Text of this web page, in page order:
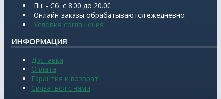
Пн. - Сб. с 8.00 до 20.00
Онлайн-заказы обрабатываются ежедневно.
Условия соглашения
ИНФОРМАЦИЯ
Доставка
Оплата
Гарантия и возврат
Связаться с нами